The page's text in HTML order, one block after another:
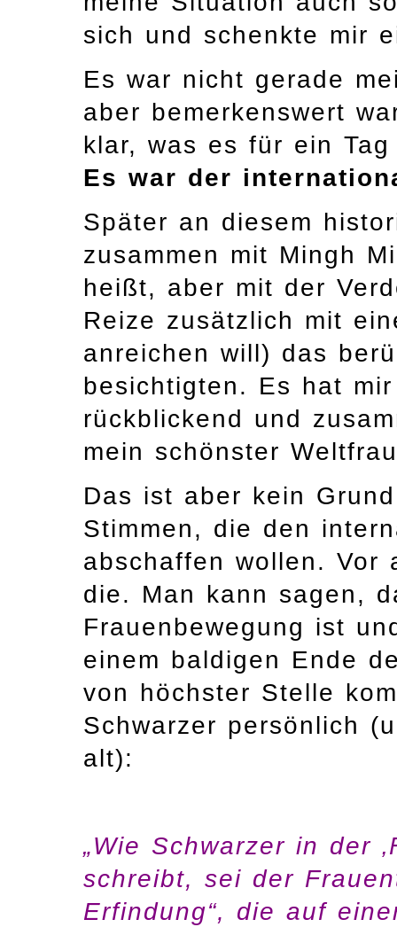
sich und schenkte mir
Es war nicht gerade
aber bemerkenswert
klar, was es für ein
Es war der
Später an diesem
zusammen mit Mingh
heißt, aber mit der
Reize zusätzlich mit
anreichen will) das
besichtigten. Es hat
rückblickend und
mein schönster
Das ist aber kein
Stimmen, die den
abschaffen wollen. Vor
die. Man kann sagen,
Frauenbewegung ist
einem baldigen Ende
von höchster Stelle
Schwarzer persönlich
alt):
„Wie Schwarzer in der
schreibt, sei der
Erfindung“, die auf